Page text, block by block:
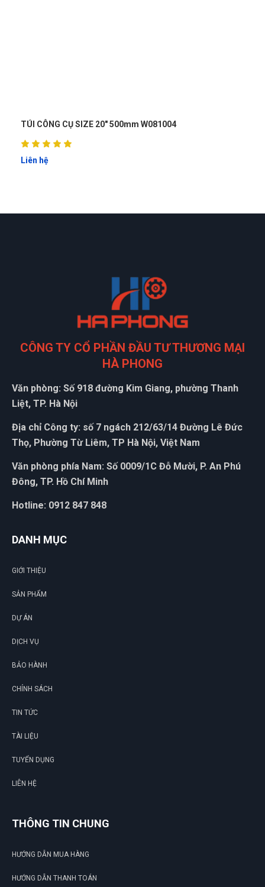
Bên đây cập nhật mẫu mới liên tục, tìm là có
(Đánh giá 1 năm trước)
(Đánh giá 1 năm trước)
Địa điểm dễ tìm xem cái là đến trải nghiệm được luôn
CT
Cẩm Tú
shop phục vụ tốt, có cơ hội sẽ ủng hộ shop thêmm
N
Nguyễn Tùng Dương
Phải chi biết chỗ này sớm thì tui đâu có mất tiền oan
Tư vấn chuyên nghiệp
TÚI CÔNG CỤ SIZE 20" 500mm W081004
Liên hệ
CÔNG TY CỔ PHẦN ĐẦU TƯ THƯƠNG MẠI
HÀ PHONG
Văn phòng: Số 918 đường Kim Giang, phường Thanh
Liệt, TP. Hà Nội
Địa chỉ Công ty: số 7 ngách 212/63/14 Đường Lê Đức
Thọ, Phường Từ Liêm, TP Hà Nội, Việt Nam
Văn phòng phía Nam: Số 0009/1C Đỗ Mười, P. An Phú
Đông, TP. Hồ Chí Minh
Hotline: 0912 847 848
DANH MỤC
GIỚI THIỆU
SẢN PHẨM
DỰ ÁN
DỊCH VỤ
BẢO HÀNH
CHÍNH SÁCH
TIN TỨC
TÀI LIỆU
TUYỂN DỤNG
LIÊN HỆ
THÔNG TIN CHUNG
HƯỚNG DẪN MUA HÀNG
HƯỚNG DẪN THANH TOÁN